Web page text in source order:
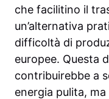
che facilitino il
un’alternativa
difficoltà di
europee. Questa
contribuirebbe a
energia pulita,